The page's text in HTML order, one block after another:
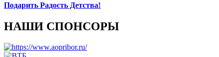
Подарить Радость Детства!
НАШИ СПОНСОРЫ